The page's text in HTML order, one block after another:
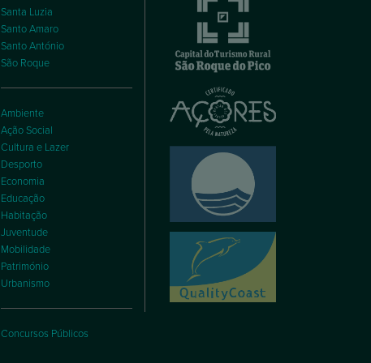
Santa Luzia
Santo Amaro
Santo António
São Roque
Ambiente
Ação Social
Cultura e Lazer
Desporto
Economia
Educação
Habitação
Juventude
Mobilidade
Património
Urbanismo
Concursos Públicos